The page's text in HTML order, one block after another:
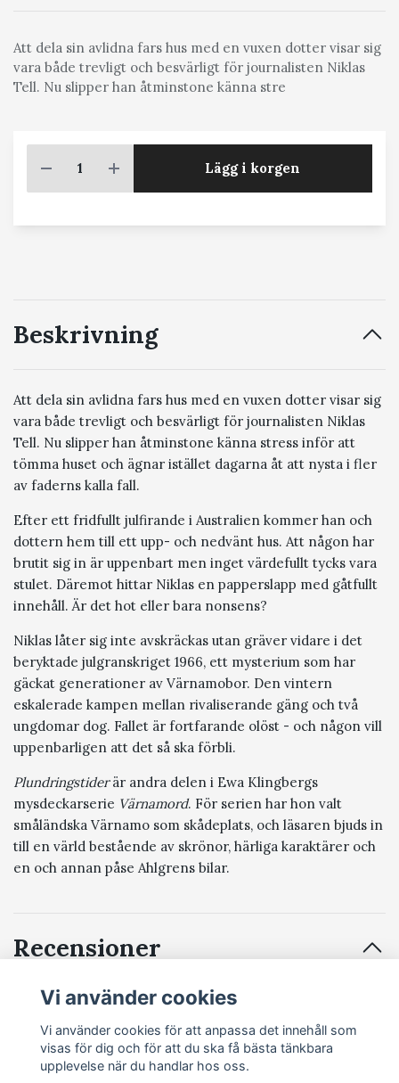
Att dela sin avlidna fars hus med en vuxen dotter visar sig
vara både trevligt och besvärligt för journalisten Niklas
Tell. Nu slipper han åtminstone känna stre
Lägg i korgen
Beskrivning
Att dela sin avlidna fars hus med en vuxen dotter visar sig
vara både trevligt och besvärligt för journalisten Niklas
Tell. Nu slipper han åtminstone känna stress inför att
tömma huset och ägnar istället dagarna åt att nysta i fler
av faderns kalla fall.
Efter ett fridfullt julfirande i Australien kommer han och
dottern hem till ett upp- och nedvänt hus. Att någon har
brutit sig in är uppenbart men inget värdefullt tycks vara
stulet. Däremot hittar Niklas en papperslapp med gåtfullt
innehåll. Är det hot eller bara nonsens?
Niklas låter sig inte avskräckas utan gräver vidare i det
beryktade julgranskriget 1966, ett mysterium som har
gäckat generationer av Värnamobor. Den vintern
eskalerade kampen mellan rivaliserande gäng och två
ungdomar dog. Fallet är fortfarande olöst - och någon vill
uppenbarligen att det så ska förbli.
Plundringstiderär andra delen i Ewa Klingbergs
mysdeckarserie Värnamord. För serien har hon valt
småländska Värnamo som skådeplats, och läsaren bjuds in
till en värld bestående av skrönor, härliga karaktärer och
en och annan påse Ahlgrens bilar.
Recensioner
Recensera produkt
Vi använder cookies
Vi använder cookies för att anpassa det innehåll som
visas för dig och för att du ska få bästa tänkbara
upplevelse när du handlar hos oss.